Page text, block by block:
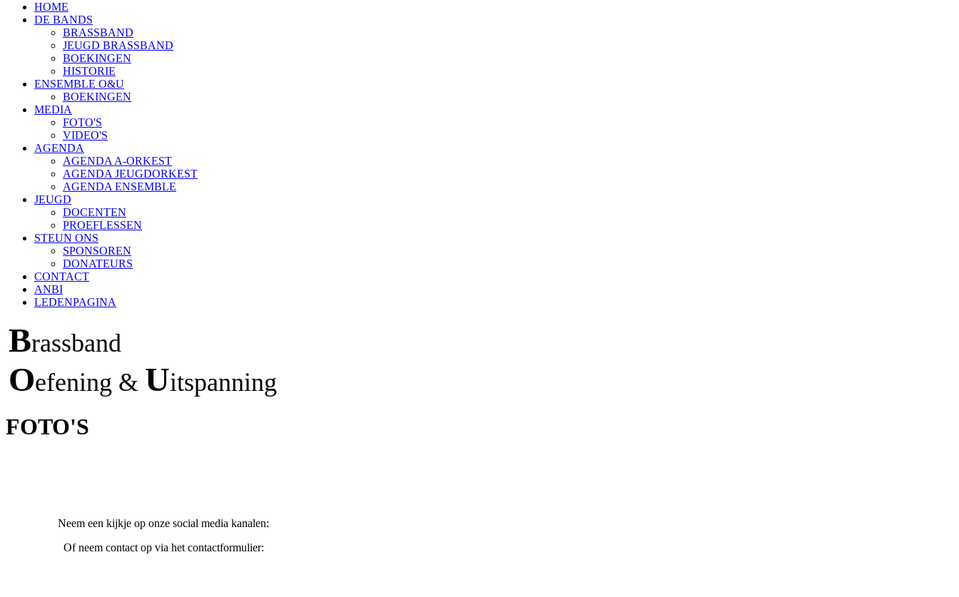
HOME
DE BANDS
BRASSBAND
JEUGD BRASSBAND
BOEKINGEN
HISTORIE
ENSEMBLE O&U
BOEKINGEN
MEDIA
FOTO'S
VIDEO'S
AGENDA
AGENDA A-ORKEST
AGENDA JEUGDORKEST
AGENDA ENSEMBLE
JEUGD
DOCENTEN
PROEFLESSEN
STEUN ONS
SPONSOREN
DONATEURS
CONTACT
ANBI
LEDENPAGINA
Brassband
Oefening & Uitspanning
FOTO'S
Neem een kijkje op onze social media kanalen:
Of neem contact op via het contactformulier: